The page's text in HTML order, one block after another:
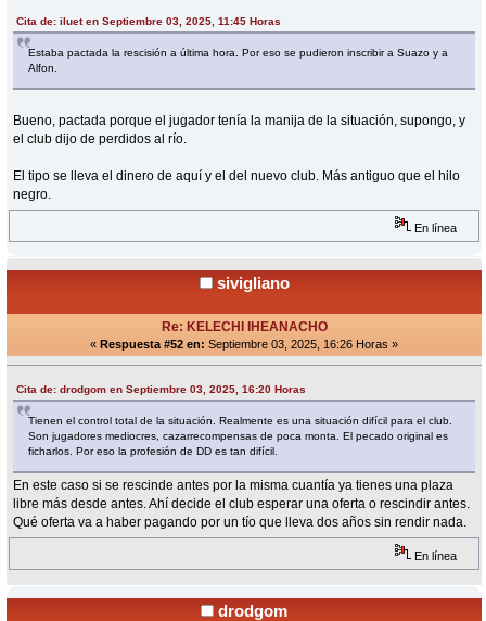
Cita de: iluet en Septiembre 03, 2025, 11:45 Horas
Estaba pactada la rescisión a última hora. Por eso se pudieron inscribir a Suazo y a
Alfon.
Bueno, pactada porque el jugador tenía la manija de la situación, supongo, y
el club dijo de perdidos al río.
El tipo se lleva el dinero de aquí y el del nuevo club. Más antiguo que el hilo
negro.
En línea
sivigliano
Re: KELECHI IHEANACHO
« Respuesta #52 en: Septiembre 03, 2025, 16:26 Horas »
Cita de: drodgom en Septiembre 03, 2025, 16:20 Horas
Tienen el control total de la situación. Realmente es una situación difícil para el club.
Son jugadores mediocres, cazarrecompensas de poca monta. El pecado original es
ficharlos. Por eso la profesión de DD es tan difícil.
En este caso si se rescinde antes por la misma cuantía ya tienes una plaza
libre más desde antes. Ahí decide el club esperar una oferta o rescindir antes.
Qué oferta va a haber pagando por un tío que lleva dos años sin rendir nada.
En línea
drodgom